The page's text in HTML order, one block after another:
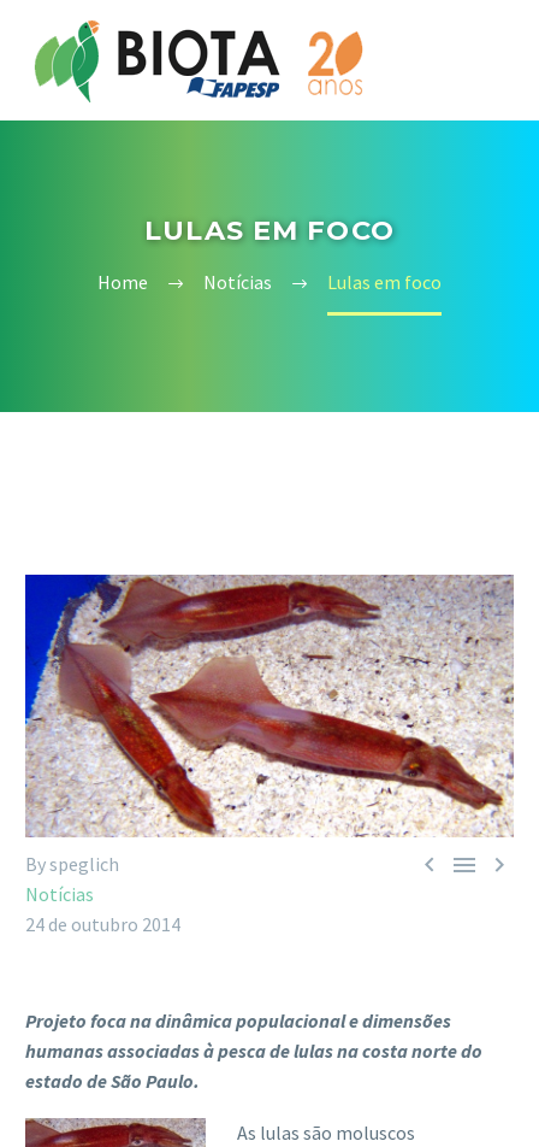
LULAS EM FOCO
Home Notícias Lulas em foco
  
By speglich
Notícias
24 de outubro 2014
Projeto foca na dinâmica populacional e dimensões
humanas associadas à pesca de lulas na costa norte do
estado de São Paulo.
As lulas são moluscos